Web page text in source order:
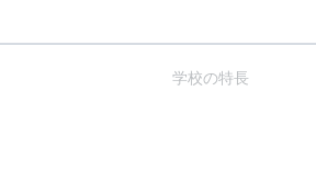
学校の特長